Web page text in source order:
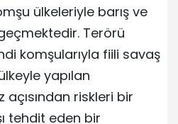
ülkeleriyle barış ve
Terörü
komşularıyla fiili savaş
yapılan
açısından riskleri bir
tehdit eden bir